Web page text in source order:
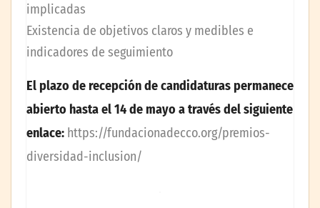
implicadas
Existencia de objetivos claros y medibles e
indicadores de seguimiento
El plazo de recepción de candidaturas permanece
abierto hasta el 14 de mayo a través del siguiente
enlace: https://fundacionadecco.org/premios-
diversidad-inclusion/